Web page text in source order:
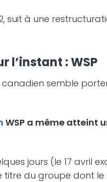
suit à une
l’instant : WSP
semble
WSP a même atteint
jours (le 17 avril
titre du groupe dont le